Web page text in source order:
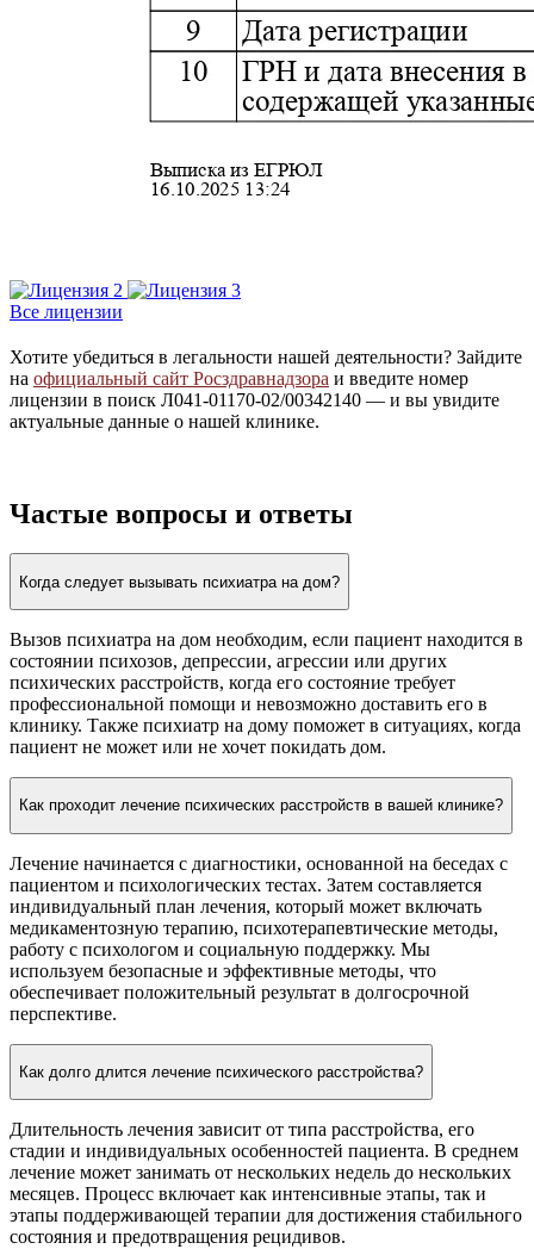
Все лицензии
Хотите убедиться в легальности нашей деятельности? Зайдите
на официальный сайт Росздравнадзора и введите номер
лицензии в поиск Л041-01170-02/00342140 — и вы увидите
актуальные данные о нашей клинике.
Частые вопросы и ответы
Когда следует вызывать психиатра на дом?
Вызов психиатра на дом необходим, если пациент находится в
состоянии психозов, депрессии, агрессии или других
психических расстройств, когда его состояние требует
профессиональной помощи и невозможно доставить его в
клинику. Также психиатр на дому поможет в ситуациях, когда
пациент не может или не хочет покидать дом.
Как проходит лечение психических расстройств в вашей клинике?
Лечение начинается с диагностики, основанной на беседах с
пациентом и психологических тестах. Затем составляется
индивидуальный план лечения, который может включать
медикаментозную терапию, психотерапевтические методы,
работу с психологом и социальную поддержку. Мы
используем безопасные и эффективные методы, что
обеспечивает положительный результат в долгосрочной
перспективе.
Как долго длится лечение психического расстройства?
Длительность лечения зависит от типа расстройства, его
стадии и индивидуальных особенностей пациента. В среднем
лечение может занимать от нескольких недель до нескольких
месяцев. Процесс включает как интенсивные этапы, так и
этапы поддерживающей терапии для достижения стабильного
состояния и предотвращения рецидивов.